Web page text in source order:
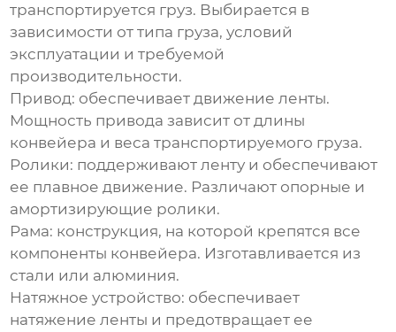
транспортируется груз. Выбирается в
зависимости от типа груза, условий
эксплуатации и требуемой
производительности.
Привод: обеспечивает движение ленты.
Мощность привода зависит от длины
конвейера и веса транспортируемого груза.
Ролики: поддерживают ленту и обеспечивают
ее плавное движение. Различают опорные и
амортизирующие ролики.
Рама: конструкция, на которой крепятся все
компоненты конвейера. Изготавливается из
стали или алюминия.
Натяжное устройство: обеспечивает
натяжение ленты и предотвращает ее